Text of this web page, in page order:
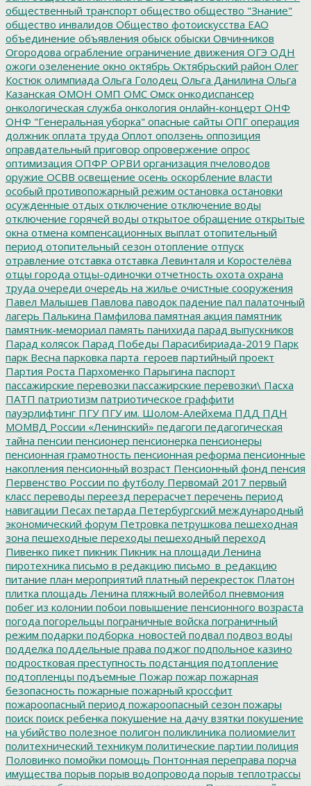
общественный транспорт общество общество "Знание"
общество инвалидов Общество фотоискусства ЕАО
объединение объявления обыск обыски Овчинников
Огородова ограбление ограничение движения ОГЭ ОДН
ожоги озеленение окно октябрь Октябрьский район Олег
Костюк олимпиада Ольга Голодец Ольга Данилина Ольга
Казанская ОМОН ОМП ОМС Омск онкодиспансер
онкологическая служба онкология онлайн-концерт ОНФ
ОНФ "Генеральная уборка" опасные сайты ОПГ операция
должник оплата труда Оплот оползень оппозиция
оправдательный приговор опровержение опрос
оптимизация ОПФР ОРВИ организация пчеловодов
оружие ОСВВ освещение осень оскорбление власти
особый противопожарный режим остановка остановки
осужденные отдых отключение отключение воды
отключение горячей воды открытое обращение открытые
окна отмена компенсационных выплат отопительный
период отопительный сезон отопление отпуск
отравление отставка отставка Левинталя и Коростелёва
отцы города отцы-одиночки отчетность охота охрана
труда очереди очередь на жилье очистные сооружения
Павел Малышев Павлова паводок падение пал палаточный
лагерь Палькина Памфилова памятная акция памятник
памятник-мемориал память панихида парад выпускников
Парад колясок Парад Победы Парасибириада-2019 Парк
парк Весна парковка парта_героев партийный проект
Партия Роста Пархоменко Парыгина паспорт
пассажирские перевозки пассажирские перевозки\ Пасха
ПАТП патриотизм патриотическое граффити
пауэрлифтинг ПГУПГУ им. Шолом-Алейхема ПДД ПДН
МОМВД России «Ленинский» педагоги педагогическая
тайна пенсии пенсионер пенсионерка пенсионеры
пенсионная грамотность пенсионная реформа пенсионные
накопления пенсионный возраст Пенсионный фонд пенсия
Первенство России по футболу Первомай 2017 первый
класс переводы переезд перерасчет перечень период
навигации Песах петарда Петербургский международный
экономический форум Петровка петрушкова пешеходная
зона пешеходные переходы пешеходный переход
Пивенко пикет пикник Пикник на площади Ленина
пиротехника письмо в редакцию письмо_в_редакцию
питание план мероприятий платный перекресток Платон
плитка площадь Ленина пляжный волейбол пневмония
побег из колонии побои повышение пенсионного возраста
погода погорельцы пограничные войска пограничный
режим подарки подборка_новостей подвал подвоз воды
подделка поддельные права поджог подпольное казино
подростковая преступность подстанция подтопление
подтопленцы подъемные Пожар пожар пожарная
безопасность пожарные пожарный кроссфит
пожароопасный период пожароопасный сезон пожары
поиск поиск ребенка покушение на дачу взятки покушение
на убийство полезное полигон поликлиника полиомиелит
политехнический техникум политические партии полиция
Половинко помойки помощь Понтонная переправа порча
имущества порыв порыв водопровода порыв теплотрассы